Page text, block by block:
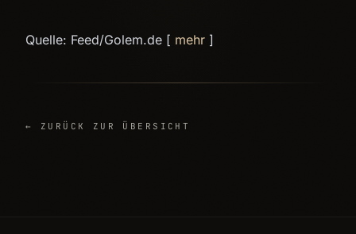
Quelle: Feed/Golem.de [ mehr ]
← ZURÜCK ZUR ÜBERSICHT